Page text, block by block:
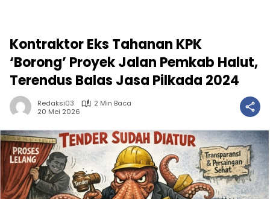
Kontraktor Eks Tahanan KPK
‘Borong’ Proyek Jalan Pemkab Halut,
Terendus Balas Jasa Pilkada 2024
Redaksi03
2 Min Baca
20 Mei 2026